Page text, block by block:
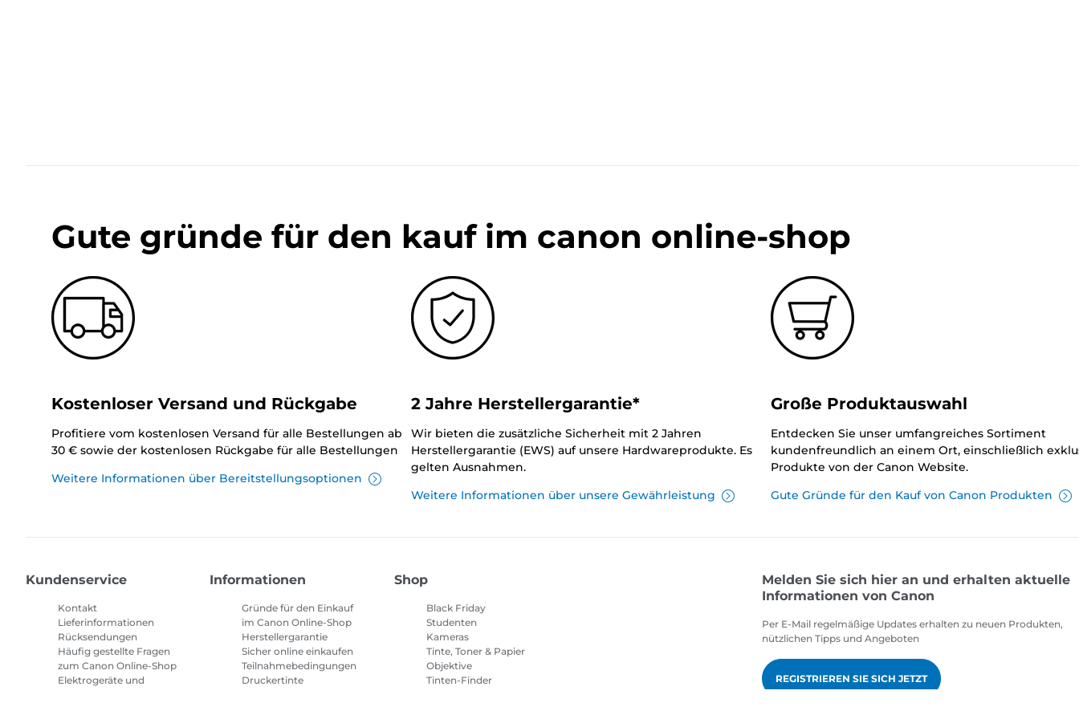
Gute gründe für den kauf im canon online-shop
Kostenloser Versand und Rückgabe
Profitiere vom kostenlosen Versand für alle Bestellungen ab
30 € sowie der kostenlosen Rückgabe für alle Bestellungen
Weitere Informationen über Bereitstellungsoptionen
2 Jahre Herstellergarantie*
Wir bieten die zusätzliche Sicherheit mit 2 Jahren
Herstellergarantie (EWS) auf unsere Hardwareprodukte. Es
gelten Ausnahmen.
Weitere Informationen über unsere Gewährleistung
Große Produktauswahl
Entdecken Sie unser umfangreiches Sortiment
kundenfreundlich an einem Ort, einschließlich
Produkte von der Canon Website.
Gute Gründe für den Kauf von Canon Produkten
Kundenservice
Kontakt
Lieferinformationen
Rücksendungen
Häufig gestellte Fragen
zum Canon Online-Shop
Elektrogeräte und
Informationen
Gründe für den Einkauf
im Canon Online-Shop
Herstellergarantie
Sicher online einkaufen
Teilnahmebedingungen
Druckertinte
Shop
Black Friday
Studenten
Kameras
Tinte, Toner & Papier
Objektive
Tinten-Finder
Melden Sie sich hier an und erhalten aktuelle
Informationen von Canon
Per E-Mail regelmäßige Updates erhalten zu neuen Produkten,
nützlichen Tipps und Angeboten
REGISTRIEREN SIE SICH JETZT